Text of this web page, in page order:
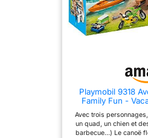
Playmobil 9318
Family Fun -
Avec trois
un quad, un chien et
barbecue…) Le canoë